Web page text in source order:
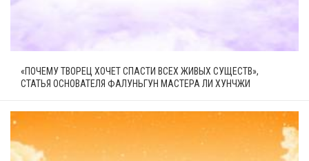
«ПОЧЕМУ ТВОРЕЦ ХОЧЕТ СПАСТИ ВСЕХ ЖИВЫХ СУЩЕСТВ»,
СТАТЬЯ ОСНОВАТЕЛЯ ФАЛУНЬГУН МАСТЕРА ЛИ ХУНЧЖИ